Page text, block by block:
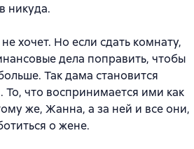
никуда.
хочет. Но если сдать комнату,
дела поправить, чтобы
Так дама становится
что воспринимается ими как
же, Жанна, а за ней и все они,
о жене.